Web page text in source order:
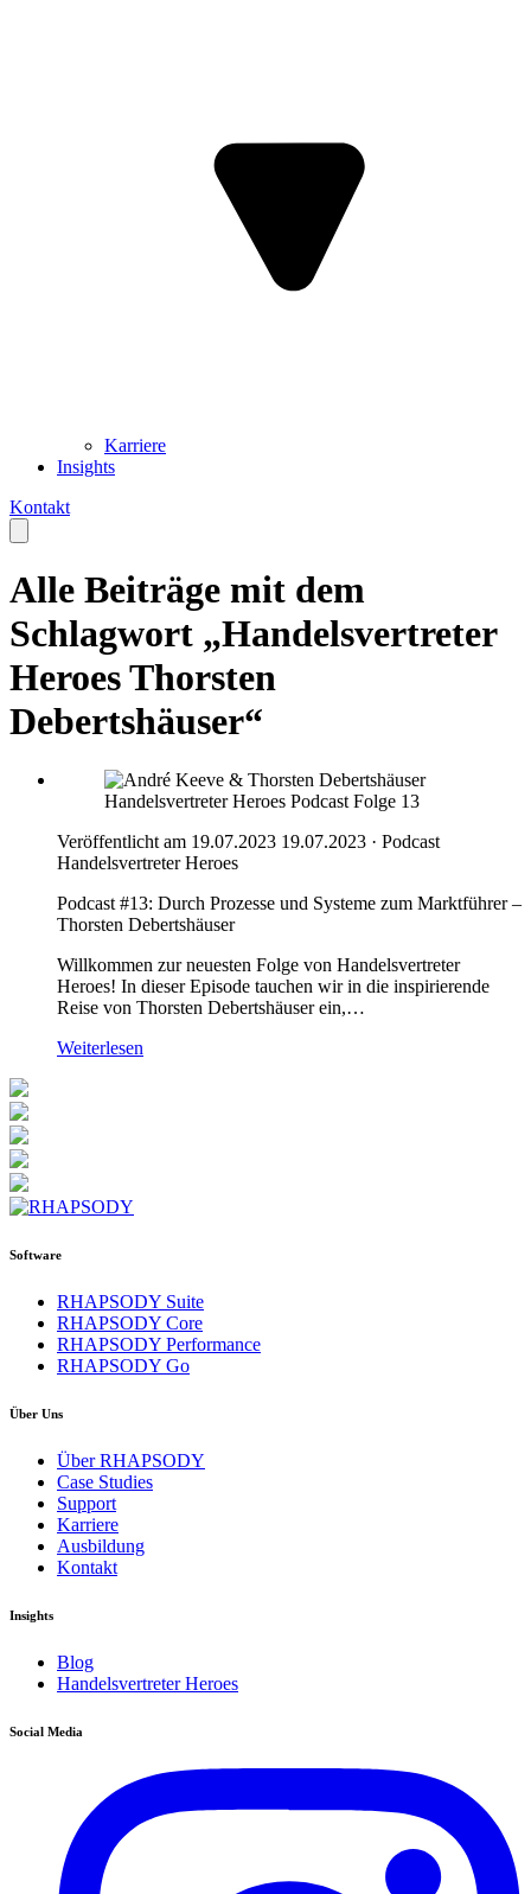
Karriere
Insights
Kontakt
Alle Beiträge mit dem
Schlagwort „Handelsvertreter
Heroes Thorsten
Debertshäuser“
Handelsvertreter Heroes Podcast Folge 13
Veröffentlicht am 19.07.2023 19.07.2023 · Podcast
Handelsvertreter Heroes
Podcast #13: Durch Prozesse und Systeme zum Marktführer –
Thorsten Debertshäuser
Willkommen zur neuesten Folge von Handelsvertreter
Heroes! In dieser Episode tauchen wir in die inspirierende
Reise von Thorsten Debertshäuser ein,…
Weiterlesen
Software
RHAPSODY Suite
RHAPSODY Core
RHAPSODY Performance
RHAPSODY Go
Über Uns
Über RHAPSODY
Case Studies
Support
Karriere
Ausbildung
Kontakt
Insights
Blog
Handelsvertreter Heroes
Social Media